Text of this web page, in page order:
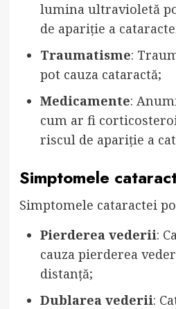
lumina ultravioletă
de apariție a
Traumatisme:
pot cauza cataractă;
Medicamente:
cum ar fi
riscul de apariție a
Simptomele
Simptomele cataractei
Pierderea vederii:
cauza pierderea
distanță;
Dublarea vederii: